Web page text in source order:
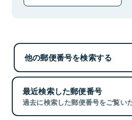
他の郵便番号を検索する
最近検索した郵便番号
過去に検索した郵便番号をご覧い